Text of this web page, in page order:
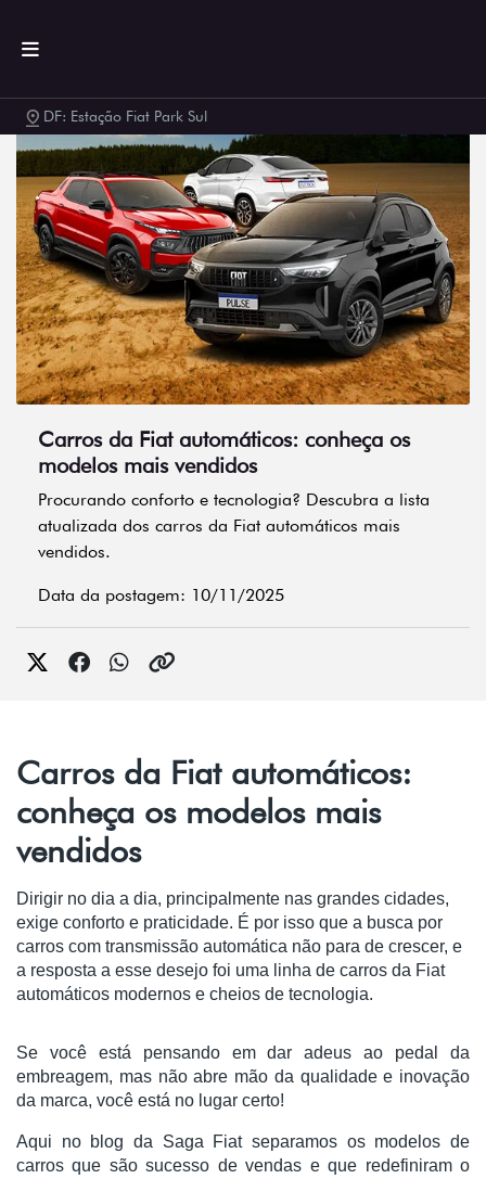
DF: Estação Fiat Park Sul
Carros da Fiat automáticos: conheça os
modelos mais vendidos
Procurando conforto e tecnologia? Descubra a lista
atualizada dos carros da Fiat automáticos mais
vendidos.
Data da postagem: 10/11/2025
Carros da Fiat automáticos:
conheça os modelos mais
vendidos
Dirigir no dia a dia, principalmente nas grandes cidades,
exige conforto e praticidade. É por isso que a busca por
carros com transmissão automática não para de crescer, e
a resposta a esse desejo foi uma linha de carros da Fiat
automáticos modernos e cheios de tecnologia.
Se você está pensando em dar adeus ao pedal da
embreagem, mas não abre mão da qualidade e inovação
da marca, você está no lugar certo!
Aqui no blog da Saga Fiat separamos os modelos de
carros que são sucesso de vendas e que redefiniram o